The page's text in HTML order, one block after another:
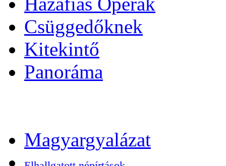
Csüggedőknek
Kitekintő
Panoráma
Magyargyalázat